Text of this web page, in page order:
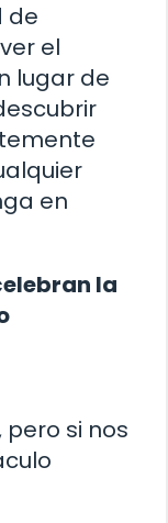
de
el
lugar de
en
la
pero si nos